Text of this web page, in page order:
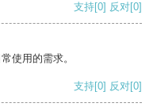
支持[0] 反对[0]
使用的需求。
支持[0] 反对[0]